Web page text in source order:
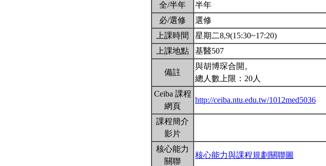
全/半年
半年
必/選修
選修
上課時間
星期二8,9(15:30~17:20)
上課地點
基醫507
備註
與胡博琛合開。
總人數上限：20人
Ceiba 課程
網頁
http://ceiba.ntu.edu.tw/1012med5036
課程簡介
影片
核心能力
關聯
核心能力與課程規劃關聯圖